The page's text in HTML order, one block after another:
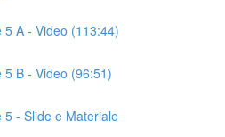
5 A - Video (113:44)
5 B - Video (96:51)
5 - Slide e Materiale